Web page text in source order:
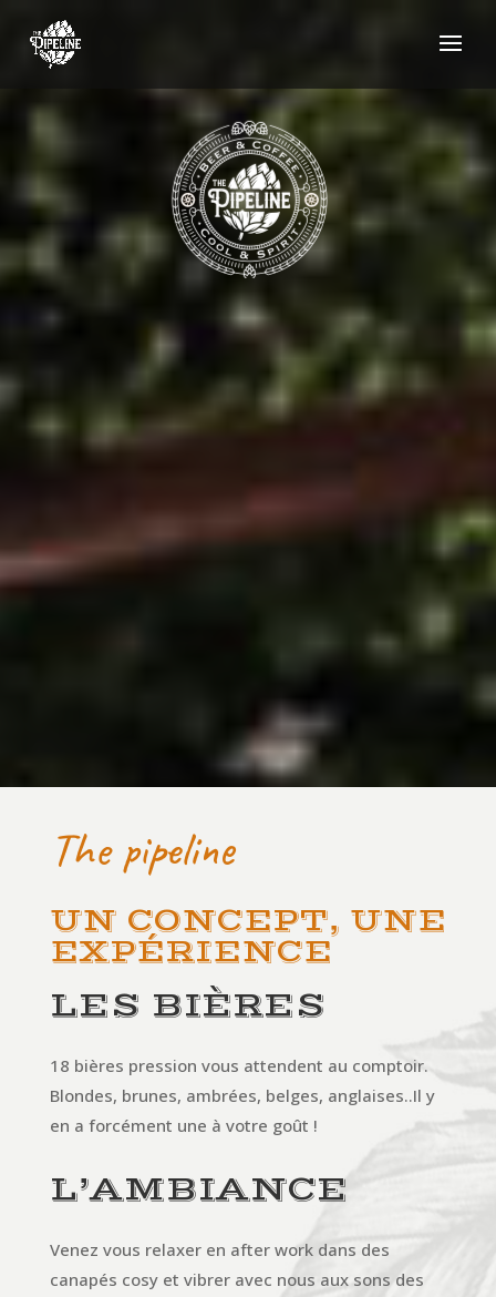
The pipeline
UN CONCEPT, UNE
EXPÉRIENCE
LES BIÈRES
18 bières pression vous attendent au comptoir.
Blondes, brunes, ambrées, belges, anglaises..Il y
en a forcément une à votre goût !
L’AMBIANCE
Venez vous relaxer en after work dans des
canapés cosy et vibrer avec nous aux sons des